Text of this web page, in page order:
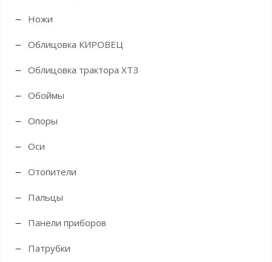
Ножи
Облицовка КИРОВЕЦ
Облицовка трактора ХТЗ
Обоймы
Опоры
Оси
Отопители
Пальцы
Панели приборов
Патрубки